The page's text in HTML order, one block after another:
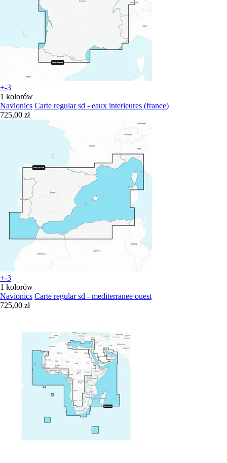
+-3
1 kolorów
Navionics Carte regular sd - eaux interieures (france)
725,00 zł
+-3
1 kolorów
Navionics Carte regular sd - mediterranee ouest
725,00 zł